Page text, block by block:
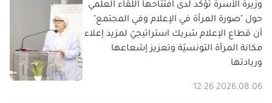
وزيرة الأسرة تؤكد لدى افتتاحها اللقاء العلمي
حول "صورة المرأة في الإعلام وفي المجتمع"
أن قطاع الإعلام شريك استراتيجيّ لمزيد إعلاء
مكانة المرأة التونسيّة وتعزيز إشعاعها
وريادتها
2026.08.06 12:26